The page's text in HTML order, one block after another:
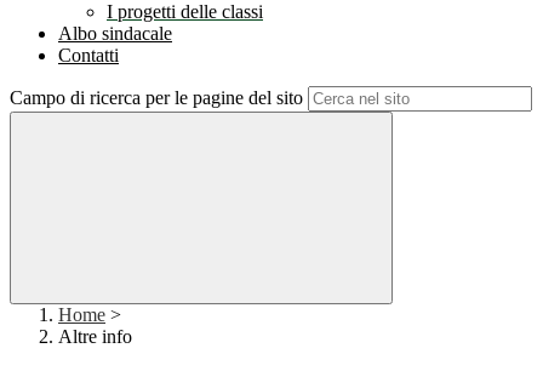
I progetti delle classi
Albo sindacale
Contatti
Campo di ricerca per le pagine del sito
Home >
Altre info